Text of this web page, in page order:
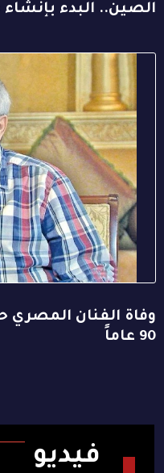
الصين.. البدء
وفاة الفنان
90 عاماً
فيديو